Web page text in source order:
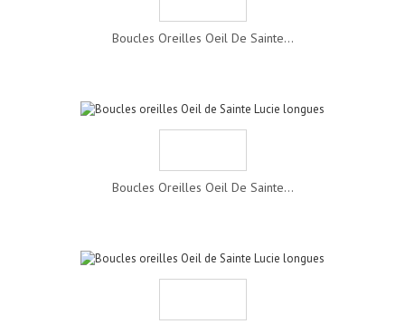
Boucles Oreilles Oeil De Sainte...
Boucles Oreilles Oeil De Sainte...